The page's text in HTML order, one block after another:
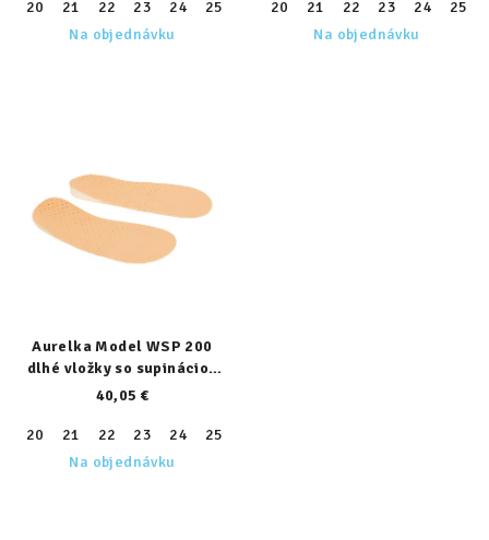
20 21 22 23 24 25 27 28 29 30 31
32
Na objednávku
20 21 22 23 24 25
Na objednávku
Aurelka Model WSP 200
dlhé vložky so supináciou
päty
40,05 €
20 21 22 23 24 25
Na objednávku